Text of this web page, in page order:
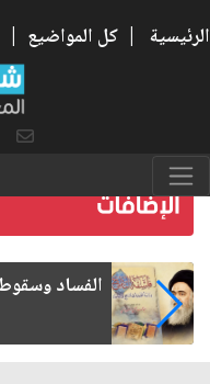
الرئيسية | كل المواضيع |
رواتب